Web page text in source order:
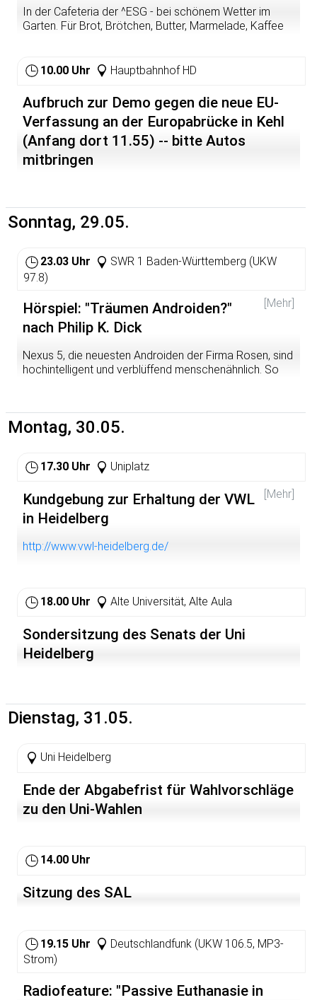
In der Cafeteria der ^ESG - bei schönem Wetter im
Garten. Für Brot, Brötchen, Butter, Marmelade, Kaffee
10.00 Uhr
Hauptbahnhof HD
Aufbruch zur Demo gegen die neue EU-
Verfassung an der Europabrücke in Kehl
(Anfang dort 11.55) -- bitte Autos
mitbringen
Sonntag, 29.05.
23.03 Uhr
SWR 1 Baden-Württemberg (UKW
97.8)
[Mehr]
Hörspiel: "Träumen Androiden?"
nach Philip K. Dick
Nexus 5, die neuesten Androiden der Firma Rosen, sind
hochintelligent und verblüffend menschenähnlich. So
oder Opernsängerin anstreben. Und jeden
niederschießen, der sie auf ihrem Weg in die Freiheit
aufhalten will. Rick Deckard tut das aber von Berufs
Wunsch zu erfüllen: Ein lebendiges Schaf! Dafür muss er
Rolls Royce. Bisher war Rick immer noch ein wenig
schneller und flexibler als die rebellischen Androiden ­ bis
er auf Racha- el trifft, die Luxusausführung der
weiblichen Nexus-5-Modelle.
Montag, 30.05.
17.30 Uhr Uniplatz
[Mehr]
Kundgebung zur Erhaltung der VWL
in Heidelberg
http://www.vwl-heidelberg.de/
18.00 Uhr Alte Universität, Alte Aula
Sondersitzung des Senats der Uni
Heidelberg
Dienstag, 31.05.
Uni Heidelberg
Ende der Abgabefrist für Wahlvorschläge
zu den Uni-Wahlen
14.00 Uhr
Sitzung des SAL
19.15 Uhr
Deutschlandfunk (UKW 106.5, MP3-
Strom)
Radiofeature: "Passive Euthanasie in